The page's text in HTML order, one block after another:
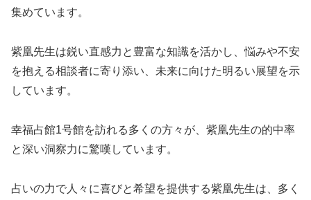
集めています。
紫凰先生は鋭い直感力と豊富な知識を活かし、悩みや不安
を抱える相談者に寄り添い、未来に向けた明るい展望を示
しています。
幸福占館1号館を訪れる多くの方々が、紫凰先生の的中率
と深い洞察力に驚嘆しています。
占いの力で人々に喜びと希望を提供する紫凰先生は、多く